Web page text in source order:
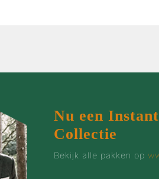
Nu een
Collectie
Bekijk alle pakken op